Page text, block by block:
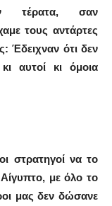
τέρατα, σαν
τους αντάρτες
Έδειχναν ότι δεν
κι αυτοί κι όμοια
στρατηγοί να το
με όλο το
μας δεν δώσανε